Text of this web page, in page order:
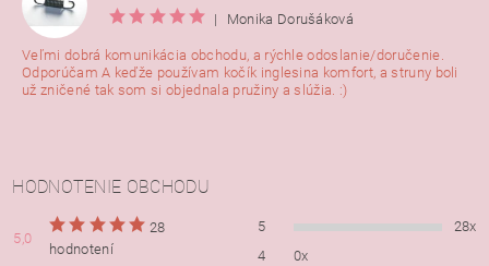
|
Monika Dorušáková
Veľmi dobrá komunikácia obchodu, a rýchle odoslanie/doručenie.
Odporúčam A keďže používam kočík inglesina komfort, a struny boli
už zničené tak som si objednala pružiny a slúžia. :)
HODNOTENIE OBCHODU
5,0
28
hodnotení
5
28x
4
0x